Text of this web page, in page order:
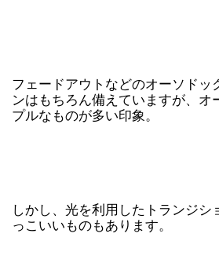
フェードアウトなどのオーソドッ
ンはもちろん備えていますが、オ
プルなものが多い印象。
しかし、光を利用したトランジシ
っこいいものもあります。